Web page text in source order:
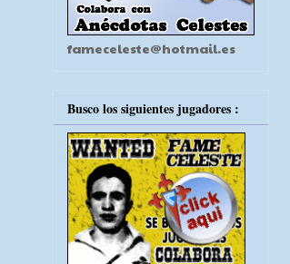
fameceleste@hotmail.es
Busco los siguientes jugadores :